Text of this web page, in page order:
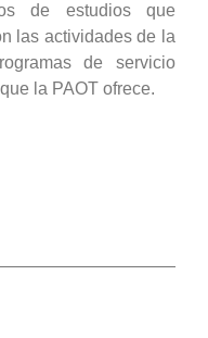
de estudios que
las actividades de la
de servicio
la PAOT ofrece.